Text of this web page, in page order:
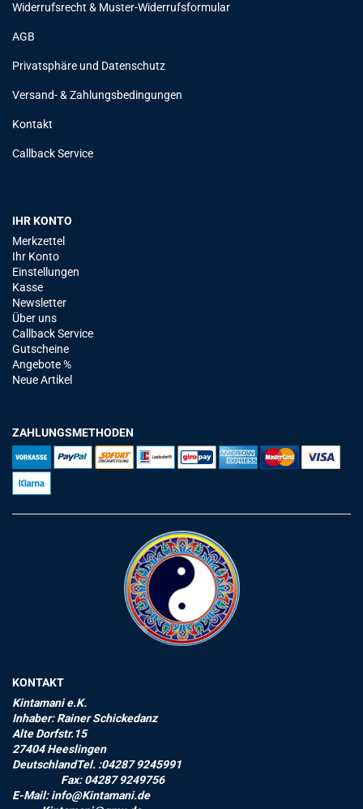
Widerrufsrecht & Muster-Widerrufsformular
AGB
Privatsphäre und Datenschutz
Versand- & Zahlungsbedingungen
Kontakt
Callback Service
IHR KONTO
Merkzettel
Ihr Konto
Einstellungen
Kasse
Newsletter
Über uns
Callback Service
Gutscheine
Angebote %
Neue Artikel
ZAHLUNGSMETHODEN
KONTAKT
Kintamani e.K.
Inhaber: Rainer Schickedanz
Alte Dorfstr.15
27404 Heeslingen
DeutschlandTel. :04287 9245991
Fax: 04287 9249756
E-Mail: info@Kintamani.de